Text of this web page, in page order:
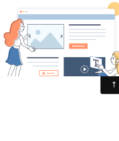
article independant